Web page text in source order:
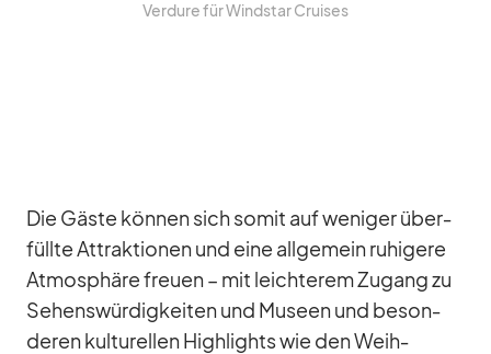
Ver­dure für Wind­star Crui­ses
Die Gäste kön­nen sich so­mit auf we­ni­ger über­
füllte At­trak­tio­nen und eine all­ge­mein ru­hi­gere
At­mo­sphäre freuen – mit leich­te­rem Zu­gang zu
Se­hens­wür­dig­kei­ten und Mu­seen und be­son­
de­ren kul­tu­rel­len High­lights wie den Weih­